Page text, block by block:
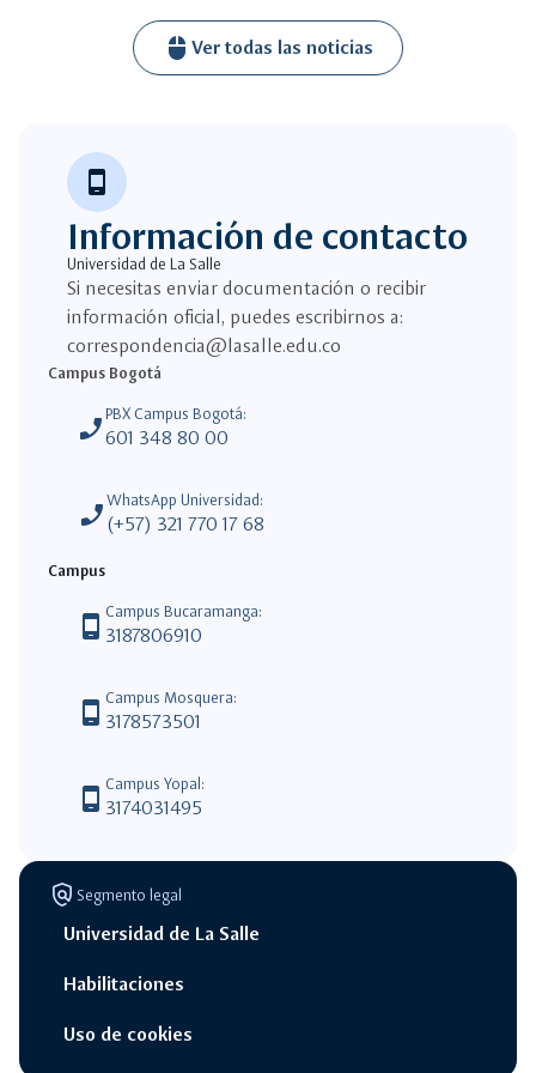
mouse Ver todas las noticias
phone_android
Información de contacto
Universidad de La Salle
Si necesitas enviar documentación o recibir
información oficial, puedes escribirnos a:
correspondencia@lasalle.edu.co
Campus Bogotá
phone_enabled PBX Campus Bogotá:
601 348 80 00
phone_enabled WhatsApp Universidad:
(+57) 321 770 17 68
Campus
phone_android Campus Bucaramanga:
3187806910
phone_android Campus Mosquera:
3178573501
phone_android Campus Yopal:
3174031495
policy Segmento legal
Universidad de La Salle
Habilitaciones
Uso de cookies